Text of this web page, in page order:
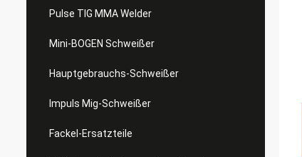
Pulse TIG MMA Welder
Mini-BOGEN Schweißer
Hauptgebrauchs-Schweißer
Impuls Mig-Schweißer
Fackel-Ersatzteile